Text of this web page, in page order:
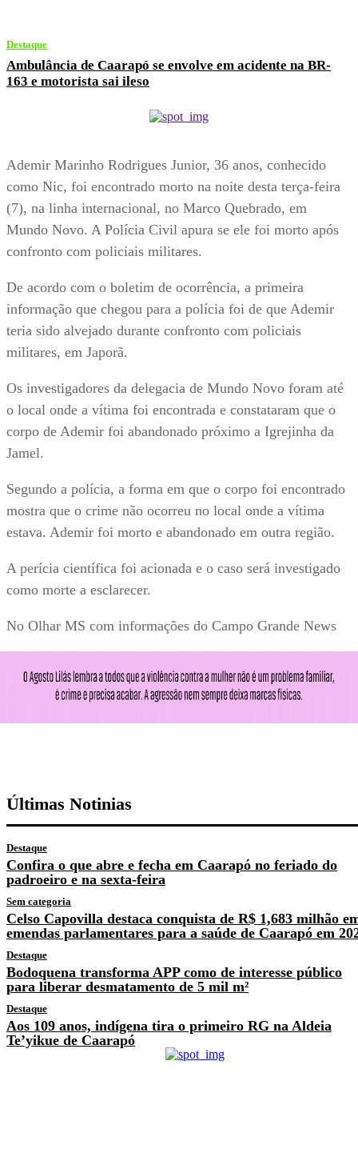
Destaque
Ambulância de Caarapó se envolve em acidente na BR-
163 e motorista sai ileso
Ademir Marinho Rodrigues Junior, 36 anos, conhecido
como Nic, foi encontrado morto na noite desta terça-feira
(7), na linha internacional, no Marco Quebrado, em
Mundo Novo. A Polícia Civil apura se ele foi morto após
confronto com policiais militares.
De acordo com o boletim de ocorrência, a primeira
informação que chegou para a polícia foi de que Ademir
teria sido alvejado durante confronto com policiais
militares, em Japorã.
Os investigadores da delegacia de Mundo Novo foram até
o local onde a vítima foi encontrada e constataram que o
corpo de Ademir foi abandonado próximo a Igrejinha da
Jamel.
Segundo a polícia, a forma em que o corpo foi encontrado
mostra que o crime não ocorreu no local onde a vítima
estava. Ademir foi morto e abandonado em outra região.
A perícia científica foi acionada e o caso será investigado
como morte a esclarecer.
No Olhar MS com informações do Campo Grande News
Últimas Notinias
Destaque
Confira o que abre e fecha em Caarapó no feriado do
padroeiro e na sexta-feira
Sem categoria
Celso Capovilla destaca conquista de R$ 1,683 milhão
emendas parlamentares para a saúde de Caarapó em
Destaque
Bodoquena transforma APP como de interesse público
para liberar desmatamento de 5 mil m²
Destaque
Aos 109 anos, indígena tira o primeiro RG na Aldeia
Te’yikue de Caarapó